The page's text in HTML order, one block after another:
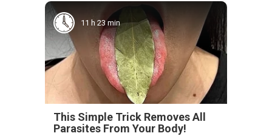
11 h 23 min
This Simple Trick Removes All
Parasites From Your Body!